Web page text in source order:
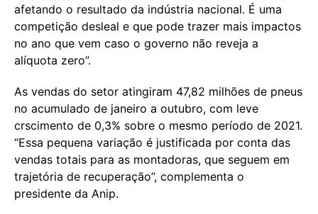
afetando o resultado da indústria nacional. É uma
competição desleal e que pode trazer mais impactos
no ano que vem caso o governo não reveja a
alíquota zero”.
As vendas do setor atingiram 47,82 milhões de pneus
no acumulado de janeiro a outubro, com leve
crscimento de 0,3% sobre o mesmo período de 2021.
“Essa pequena variação é justificada por conta das
vendas totais para as montadoras, que seguem em
trajetória de recuperação”, complementa o
presidente da Anip.